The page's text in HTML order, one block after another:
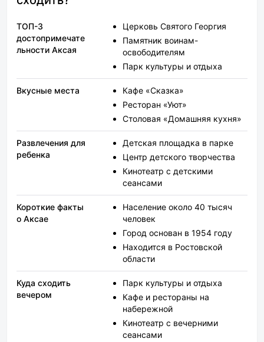
запаха не наблюдается.
ТОП-3
достопримечате
льности Аксая
Церковь Святого Георгия
Памятник воинам-
освободителям
Парк культуры и отдыха
Вкусные места
Кафе «Сказка»
Ресторан «Уют»
Столовая «Домашняя кухня»
Развлечения для
ребенка
Детская площадка в парке
Центр детского творчества
Кинотеатр с детскими
сеансами
Короткие факты
о Аксае
Население около 40 тысяч
человек
Город основан в 1954 году
Находится в Ростовской
области
Куда сходить
вечером
Парк культуры и отдыха
Кафе и рестораны на
набережной
Кинотеатр с вечерними
сеансами